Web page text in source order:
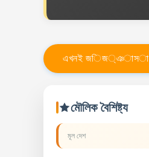
এখনই জিজ্ঞাসা
মৌলিক বৈশিষ্ট্য
মূল দেশ